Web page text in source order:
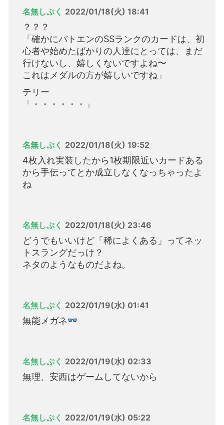
名無しぷく 2022/01/18(火) 18:41
？？？
「確かにバトエンのSSランクのカードは、初
心者や始めたばかりの人達にとっては、まだ
行けないし、嬉しくないですよね〜
これはメダルの方が嬉しいですね」
テリー
「・・・・・・」
名無しぷく 2022/01/18(火) 19:52
4枚入れ実装したから1枚期限近いカードある
から手伝ってとか成立しなくなっちゃったよ
ね
名無しぷく 2022/01/18(火) 23:46
どうでもいいけど「稀によくある」ってネッ
トスラングだっけ？
ネタのようなものだよね。
名無しぷく 2022/01/19(水) 01:41
無能メガネ
名無しぷく 2022/01/19(水) 02:33
無理、安西はゲームしてないから
名無しぷく 2022/01/19(水) 05:22